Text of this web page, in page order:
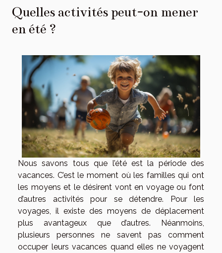
Quelles activités peut-on mener
en été ?
Nous savons tous que l’été est la période des
vacances. C’est le moment où les familles qui ont
les moyens et le désirent vont en voyage ou font
d’autres activités pour se détendre. Pour les
voyages, il existe des moyens de déplacement
plus avantageux que d’autres. Néanmoins,
plusieurs personnes ne savent pas comment
occuper leurs vacances quand elles ne voyagent